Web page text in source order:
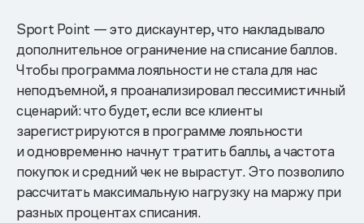
Sport Point — это дискаунтер, что накладывало
дополнительное ограничение на списание баллов.
Чтобы программа лояльности не стала для нас
неподъемной, я проанализировал пессимистичный
сценарий: что будет, если все клиенты
зарегистрируются в программе лояльности
и одновременно начнут тратить баллы, а частота
покупок и средний чек не вырастут. Это позволило
рассчитать максимальную нагрузку на маржу при
разных процентах списания.